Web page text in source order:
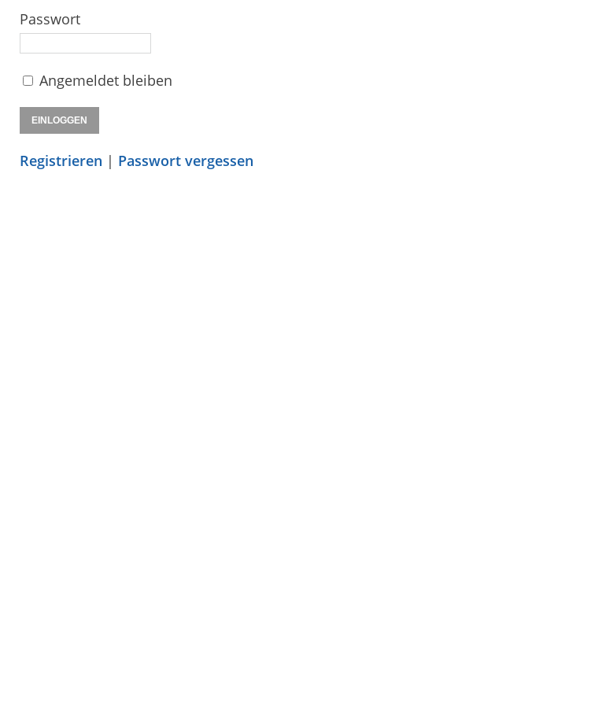
Passwort
Angemeldet bleiben
Registrieren | Passwort vergessen